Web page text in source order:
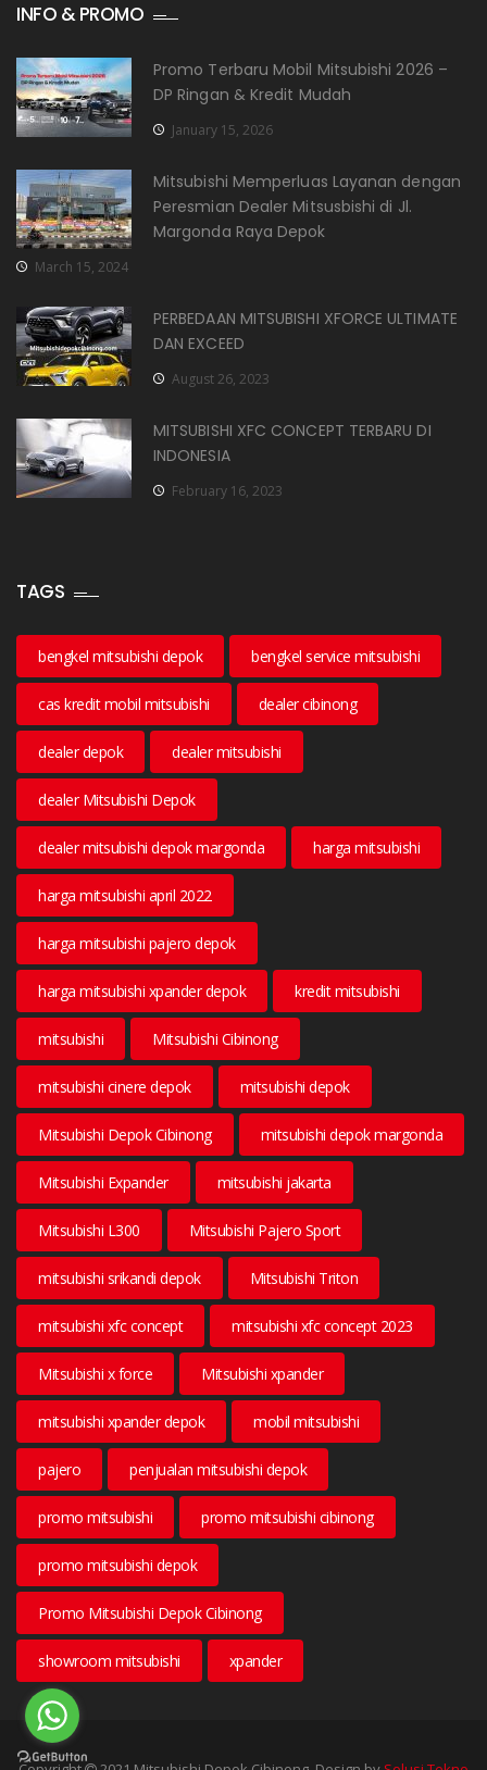
INFO & PROMO
Promo Terbaru Mobil Mitsubishi 2026 –
DP Ringan & Kredit Mudah
January 15, 2026
Mitsubishi Memperluas Layanan dengan
Peresmian Dealer Mitsusbishi di Jl.
Margonda Raya Depok
March 15, 2024
PERBEDAAN MITSUBISHI XFORCE ULTIMATE
DAN EXCEED
August 26, 2023
MITSUBISHI XFC CONCEPT TERBARU DI
INDONESIA
February 16, 2023
TAGS
bengkel mitsubishi depok bengkel service mitsubishi
cas kredit mobil mitsubishi dealer cibinong
dealer depok dealer mitsubishi
dealer Mitsubishi Depok
dealer mitsubishi depok margonda harga mitsubishi
harga mitsubishi april 2022
harga mitsubishi pajero depok
harga mitsubishi xpander depok kredit mitsubishi
mitsubishi Mitsubishi Cibinong
mitsubishi cinere depok mitsubishi depok
Mitsubishi Depok Cibinong mitsubishi depok margonda
Mitsubishi Expander mitsubishi jakarta
Mitsubishi L300 Mitsubishi Pajero Sport
mitsubishi srikandi depok Mitsubishi Triton
mitsubishi xfc concept mitsubishi xfc concept 2023
Mitsubishi x force Mitsubishi xpander
mitsubishi xpander depok mobil mitsubishi
pajero penjualan mitsubishi depok
promo mitsubishi promo mitsubishi cibinong
promo mitsubishi depok
Promo Mitsubishi Depok Cibinong
showroom mitsubishi xpander